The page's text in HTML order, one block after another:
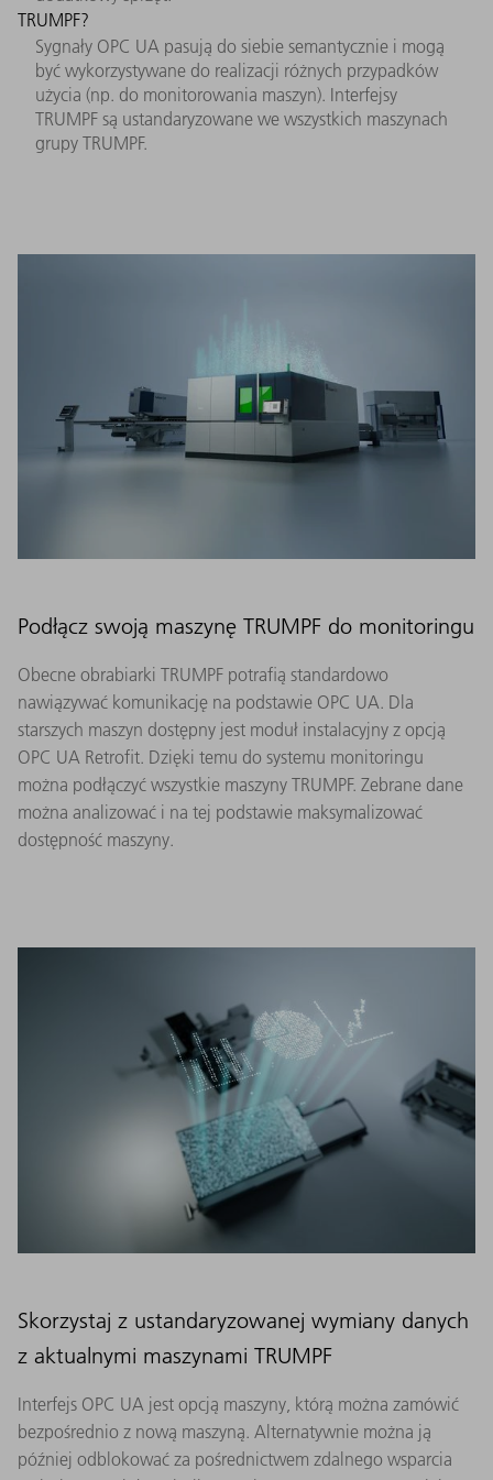
TRUMPF?
Sygnały OPC UA pasują do siebie semantycznie i mogą
być wykorzystywane do realizacji różnych przypadków
użycia (np. do monitorowania maszyn). Interfejsy
TRUMPF są ustandaryzowane we wszystkich maszynach
grupy TRUMPF.
Podłącz swoją maszynę TRUMPF do monitoringu
Obecne obrabiarki TRUMPF potrafią standardowo
nawiązywać komunikację na podstawie OPC UA. Dla
starszych maszyn dostępny jest moduł instalacyjny z opcją
OPC UA Retrofit. Dzięki temu do systemu monitoringu
można podłączyć wszystkie maszyny TRUMPF. Zebrane dane
można analizować i na tej podstawie maksymalizować
dostępność maszyny.
Skorzystaj z ustandaryzowanej wymiany danych
z aktualnymi maszynami TRUMPF
Interfejs OPC UA jest opcją maszyny, którą można zamówić
bezpośrednio z nową maszyną. Alternatywnie można ją
później odblokować za pośrednictwem zdalnego wsparcia